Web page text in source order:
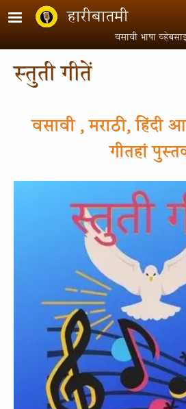
Skip to main content
हारीबातमी
वसावी भाषा
स्तुती गीतें
वसावी , मराठी, हिंदी
गीतहां